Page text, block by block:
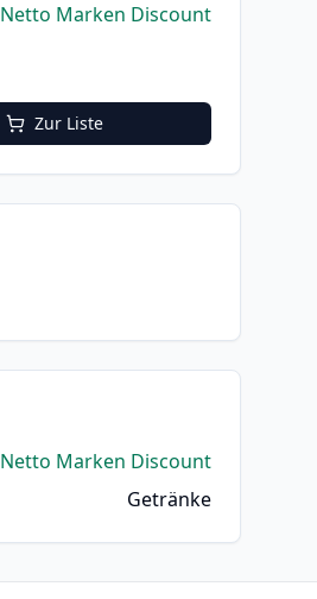
Netto Marken Discount
Zur Liste
Netto Marken Discount
Getränke